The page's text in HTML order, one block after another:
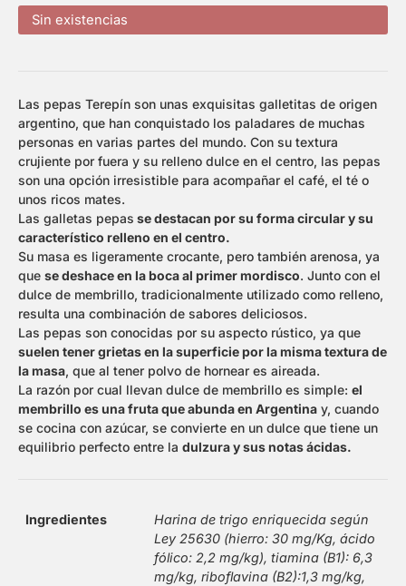
Sin existencias
Las pepas Terepín son unas exquisitas galletitas de origen
argentino, que han conquistado los paladares de muchas
personas en varias partes del mundo. Con su textura
crujiente por fuera y su relleno dulce en el centro, las pepas
son una opción irresistible para acompañar el café, el té o
unos ricos mates.
Las galletas pepas se destacan por su forma circular y su
característico relleno en el centro.
Su masa es ligeramente crocante, pero también arenosa, ya
que se deshace en la boca al primer mordisco. Junto con el
dulce de membrillo, tradicionalmente utilizado como relleno,
resulta una combinación de sabores deliciosos.
Las pepas son conocidas por su aspecto rústico, ya que
suelen tener grietas en la superficie por la misma textura de
la masa, que al tener polvo de hornear es aireada.
La razón por cual llevan dulce de membrillo es simple: el
membrillo es una fruta que abunda en Argentina y, cuando
se cocina con azúcar, se convierte en un dulce que tiene un
equilibrio perfecto entre la dulzura y sus notas ácidas.
Ingredientes
Harina de trigo enriquecida según
Ley 25630 (hierro: 30 mg/Kg, ácido
fólico: 2,2 mg/kg), tiamina (B1): 6,3
mg/kg, riboflavina (B2):1,3 mg/kg,